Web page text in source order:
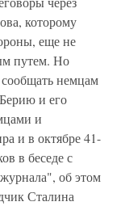
которому
еще не
путем. Но
немцам
и его
и
и в октябре 41-
в беседе с
об этом
Сталина